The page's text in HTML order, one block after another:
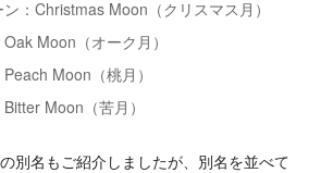
：Christmas Moon（クリスマス月）
Moon（オーク月）
Moon（桃月）
Moon（苦月）
別名もご紹介しましたが、別名を並べて